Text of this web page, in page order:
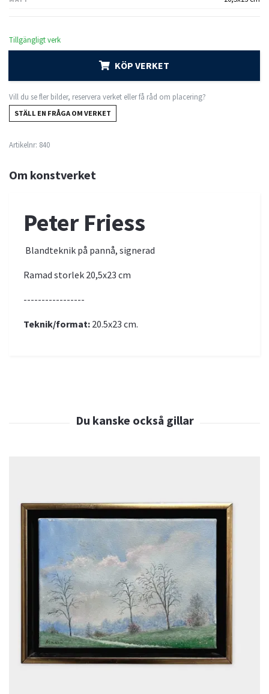
Tillgängligt verk
KÖP VERKET
Vill du se fler bilder, reservera verket eller få råd om placering?
STÄLL EN FRÅGA OM VERKET
Artikelnr: 840
Om konstverket
Peter Friess
Blandteknik på pannå, signerad
Ramad storlek 20,5x23 cm
-----------------
Teknik/format: 20.5x23 cm.